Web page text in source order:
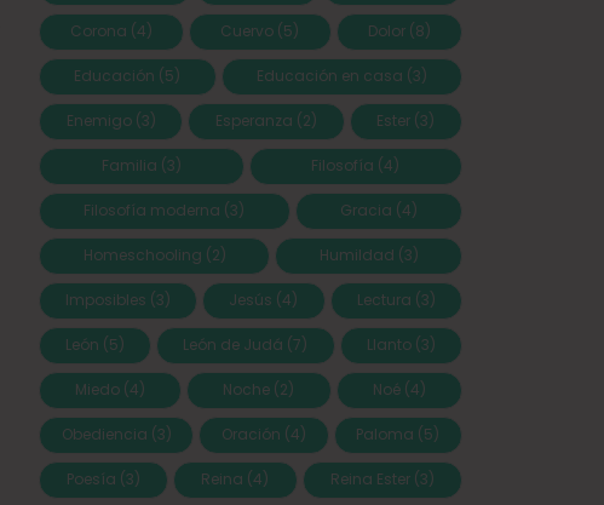
Corona (4) Cuervo (5) Dolor(8)
Educación (5) Educación en casa (3)
Enemigo(3) Esperanza (2) Ester (3)
Familia (3) Filosofía (4)
Filosofía moderna (3) Gracia (4)
Homeschooling (2) Humildad (3)
Imposibles (3) Jesús (4) Lectura (3)
León (5) León de Judá (7) Llanto(3)
Miedo (4) Noche (2) Noé(4)
Obediencia (3) Oración (4) Paloma (5)
Poesía (3) Reina (4) Reina Ester(3)